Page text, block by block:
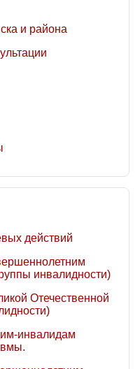
и района
действий
инвалидности)
Отечественной
инвалидам